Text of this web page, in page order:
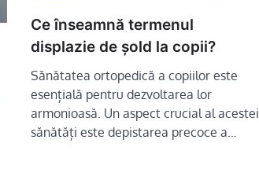
Ce înseamnă termenul
displazie de șold la copii?
Sănătatea ortopedică a copiilor este
esențială pentru dezvoltarea lor
armonioasă. Un aspect crucial al acestei
sănătăți este depistarea precoce a…